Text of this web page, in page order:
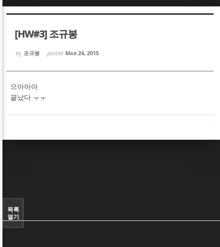
[HW#3] 조규봉
by 조규봉 posted Mar 24, 2015
으아아아
끝났다 ㅜㅜ
목록
열기
Sketchbook5, 스케치북5
Sketchbook5, 스케치북5
Sketchbook5, 스케치북5
Sketchbook5, 스케치북5